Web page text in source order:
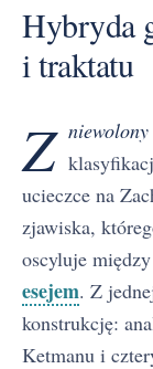
Hybryda
i traktatu
Z niewolony
ucieczce na
zjawiska,
oscyluje
esejem. Z
konstrukcję:
Ketmanu i